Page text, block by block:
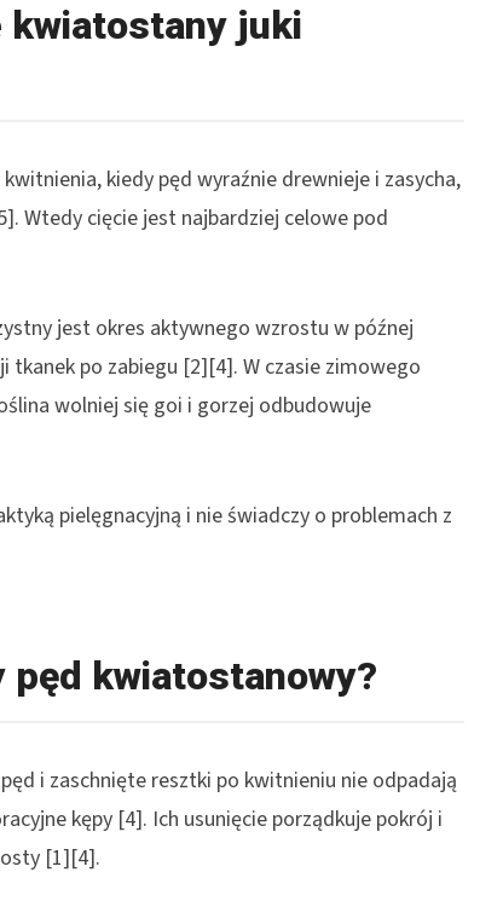
kwiatostany juki
kiedy pęd wyraźnie drewnieje i zasycha,
Wtedy cięcie jest najbardziej celowe pod
jest okres aktywnego wzrostu w późnej
tkanek po zabiegu [2][4]. W czasie zimowego
wolniej się goi i gorzej odbudowuje
pielęgnacyjną i nie świadczy o problemach z
pęd kwiatostanowy?
i zaschnięte resztki po kwitnieniu nie odpadają
kępy [4]. Ich usunięcie porządkuje pokrój i
[1][4].